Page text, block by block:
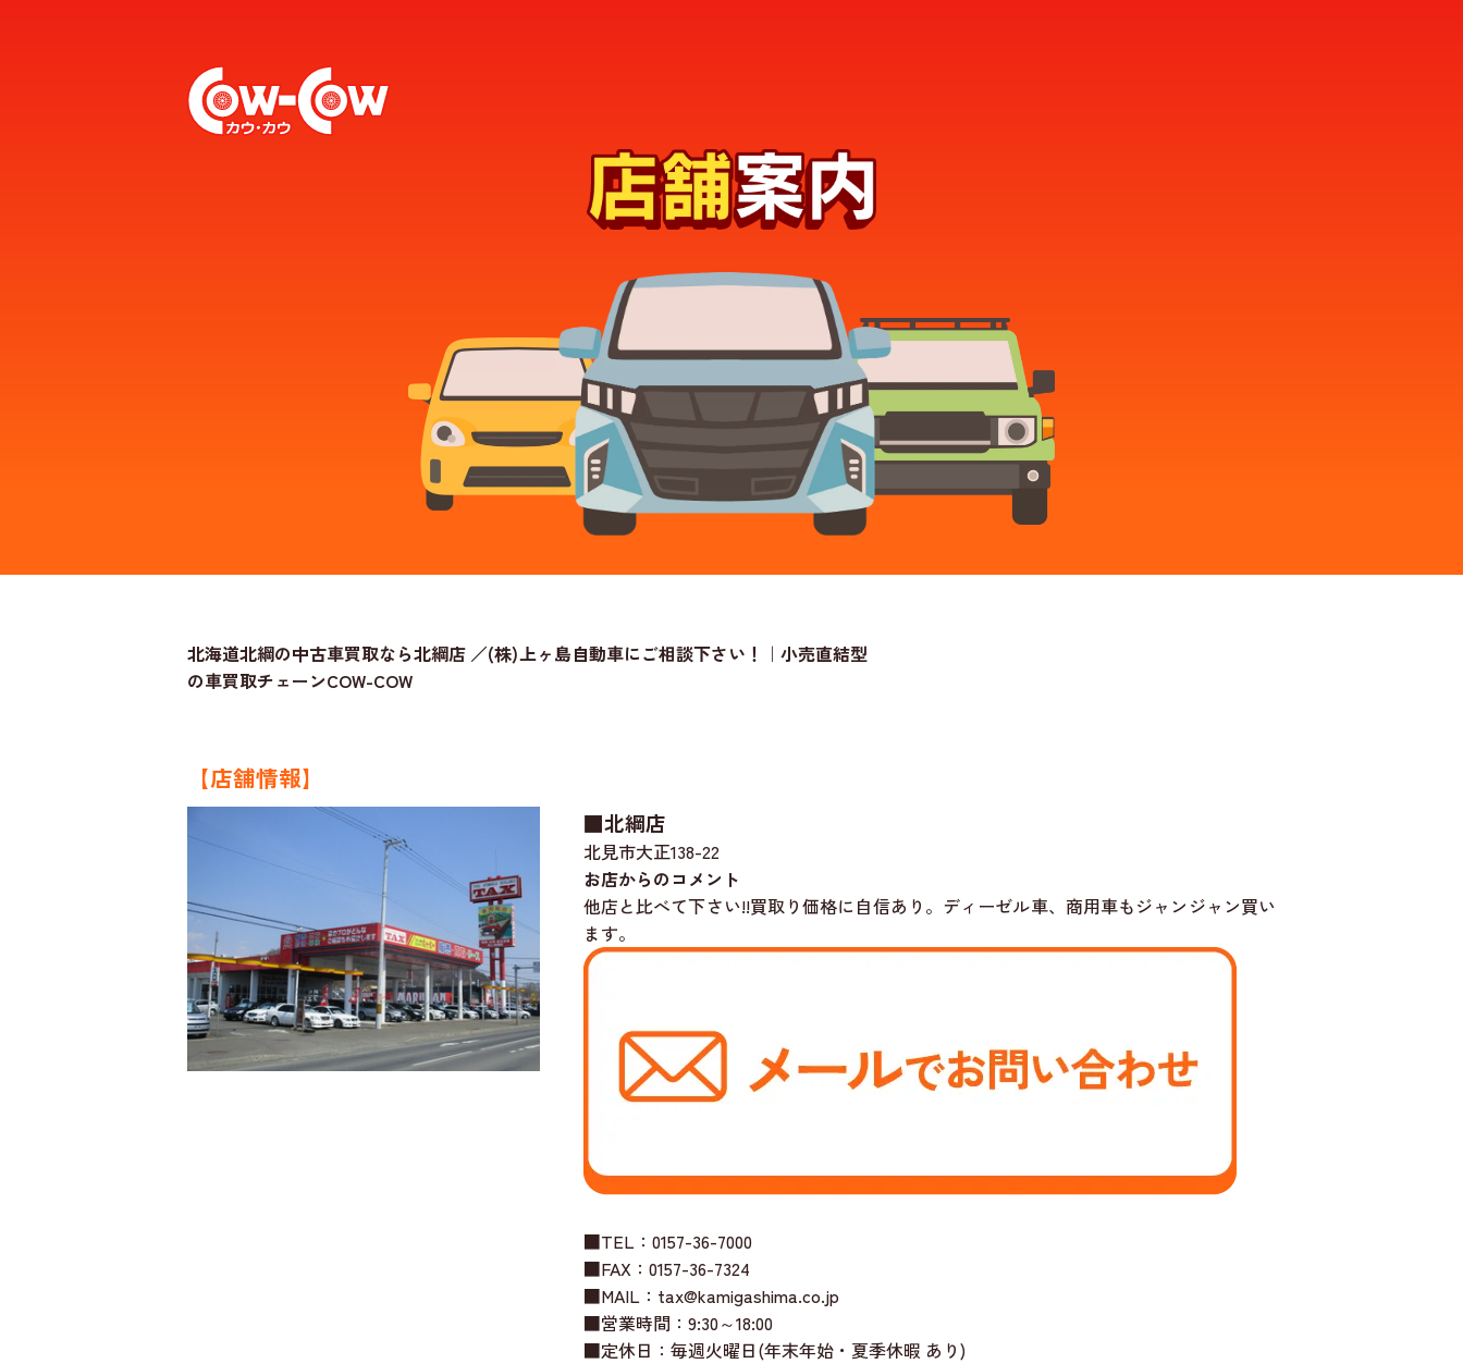
北海道北綱の中古車買取なら北綱店 ／(株)上ヶ島自動車にご相談下さい！｜小売直結型
の車買取チェーンCOW-COW
【店舗情報】
■北綱店
北見市大正138-22
お店からのコメント
他店と比べて下さい!!買取り価格に自信あり。ディーゼル車、商用車もジャンジャン買い
ます。
■TEL：0157-36-7000
■FAX：0157-36-7324
■MAIL：tax@kamigashima.co.jp
■営業時間：9:30～18:00
■定休日：毎週火曜日(年末年始・夏季休暇 あり)